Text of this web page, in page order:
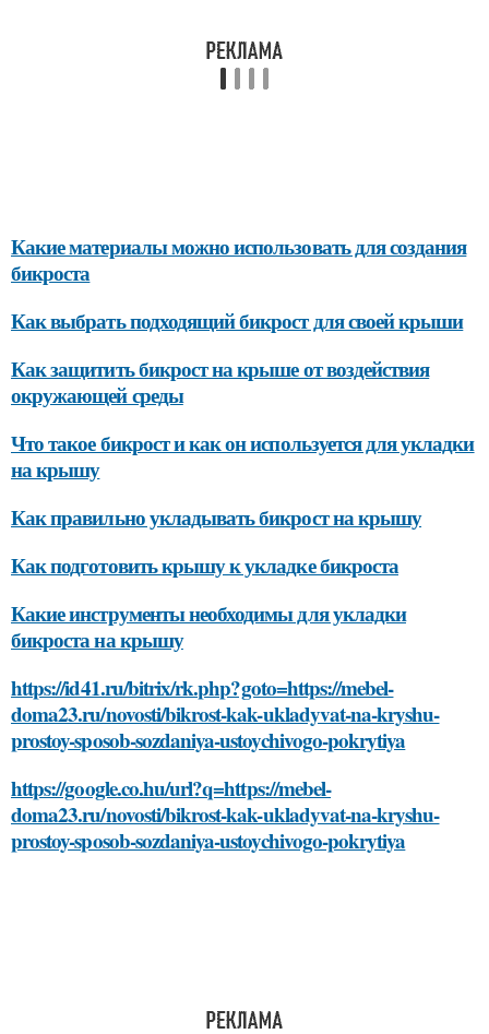
Какие материалы можно использовать для создания
бикроста
Как выбрать подходящий бикрост для своей крыши
Как защитить бикрост на крыше от воздействия
окружающей среды
Что такое бикрост и как он используется для укладки
на крышу
Как правильно укладывать бикрост на крышу
Как подготовить крышу к укладке бикроста
Какие инструменты необходимы для укладки
бикроста на крышу
https://id41.ru/bitrix/rk.php?goto=https://mebel-
doma23.ru/novosti/bikrost-kak-ukladyvat-na-kryshu-
prostoy-sposob-sozdaniya-ustoychivogo-pokrytiya
https://google.co.hu/url?q=https://mebel-
doma23.ru/novosti/bikrost-kak-ukladyvat-na-kryshu-
prostoy-sposob-sozdaniya-ustoychivogo-pokrytiya